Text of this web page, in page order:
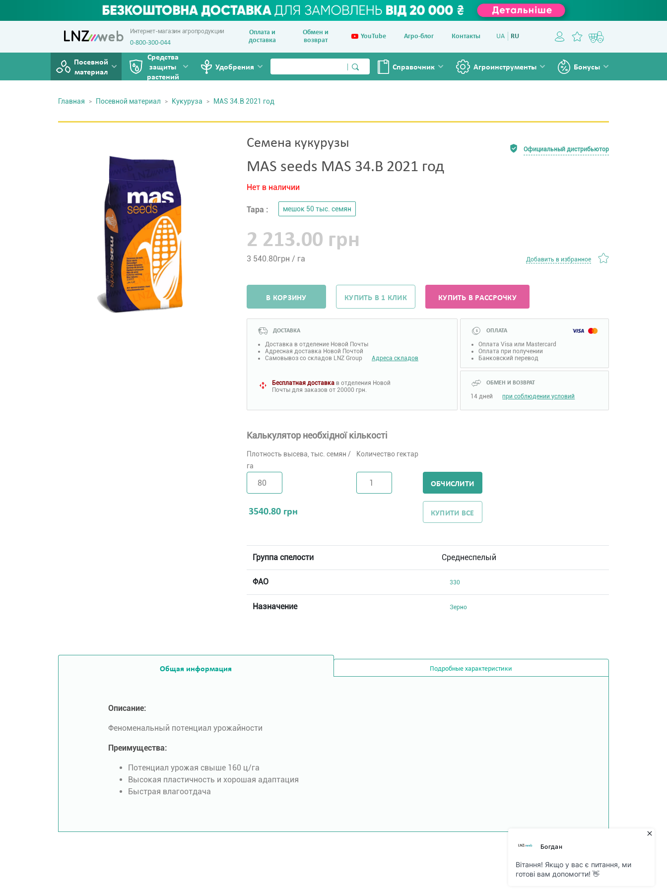
Интернет-магазин агропродукции
0-800-300-044
Оплата и
доставка
Обмен и
возврат
YouTube Агро-блог Контакты UA RU
Посевной
материал
Средства
защиты
растений
Удобрения Справочник Агроинструменты Бонусы
Главная Посевной материал Кукуруза MAS 34.B 2021 год
Официальный дистрибьютор
Семена кукурузы
MAS seeds MAS 34.B 2021 год
Нет в наличии
Тара : мешок 50 тыс. семян
2 213.00 грн
3 540.80грн / га Добавить в избранное
В КОРЗИНУ КУПИТЬ В 1 КЛИК КУПИТЬ В РАССРОЧКУ
ДОСТАВКА
Доставка в отделение Новой Почты
Адресная доставка Новой Почтой
Самовывоз со складов LNZ Group
Адреса складов
Бесплатная доставка в отделения Новой
Почты для заказов от 20000 грн.
ОПЛАТА
Оплата Visa или Mastercard
Оплата при получении
Банковский перевод
ОБМЕН И ВОЗВРАТ
14 дней при соблюдении условий
Калькулятор необхідної кількості
Плотность высева, тыс. семян /
га
Количество гектар
ОБЧИСЛИТИ
3540.80 грн КУПИТИ ВСЕ
Группа спелости Среднеспелый
ФАО 330
Назначение Зерно
Общая информация Подробные характеристики
Описание:
Феноменальный потенциал урожайности
Преимущества:
Потенциал урожая свыше 160 ц/га
Высокая пластичность и хорошая адаптация
Быстрая влагоотдача